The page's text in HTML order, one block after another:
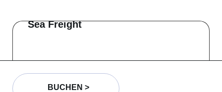
Sea Freight
BUCHEN >